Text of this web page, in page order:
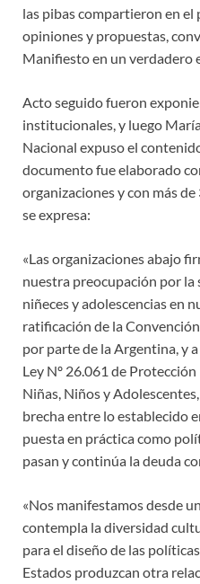
las pibas compartieron en el
opiniones y propuestas,
Manifiesto en un verdadero
Acto seguido fueron
institucionales, y luego
Nacional expuso el
documento fue elaborado
organizaciones y con más
se expresa:
«Las organizaciones abajo
nuestra preocupación por la
niñeces y adolescencias en
ratificación de la
por parte de la Argentina, y
Ley Nº 26.061 de
Niñas, Niños y
brecha entre lo establecido
puesta en práctica como
pasan y continúa la deuda
«Nos manifestamos desde
contempla la diversidad
para el diseño de las
Estados produzcan otra